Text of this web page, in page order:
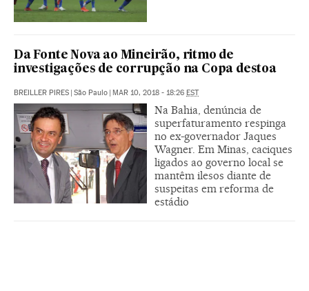
Da Fonte Nova ao Mineirão, ritmo de
investigações de corrupção na Copa destoa
BREILLER PIRES | São Paulo | MAR 10, 2018 - 18:26 EST
Na Bahia, denúncia de
superfaturamento respinga
no ex-governador Jaques
Wagner. Em Minas, caciques
ligados ao governo local se
mantêm ilesos diante de
suspeitas em reforma de
estádio